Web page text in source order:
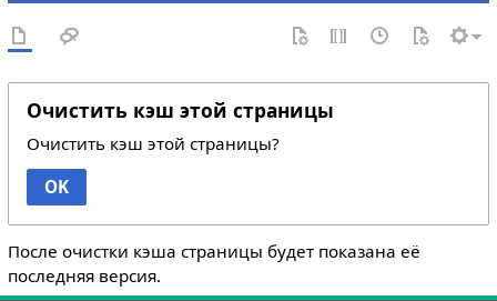
Очистить кэш этой страницы
Очистить кэш этой страницы?
OK
После очистки кэша страницы будет показана её
последняя версия.